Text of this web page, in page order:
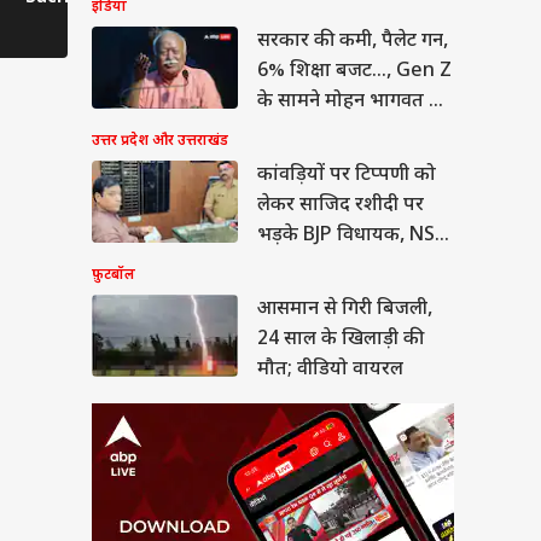
Joshi के लिए छोड़ी
Finalist Position
इंडिया
सरकार की कमी, पैलेट गन,
6% शिक्षा बजट..., Gen Z
के सामने मोहन भागवत का
उत्तर प्रदेश और उत्तराखंड
कांवड़ियों पर टिप्पणी को
लेकर साजिद रशीदी पर
भड़के BJP विधायक, NSA
फ़ुटबॉल
आसमान से गिरी बिजली,
24 साल के खिलाड़ी की
मौत; वीडियो वायरल
से गिरी बिजली,
के खिलाड़ी की मौत;
दीपके ने CJP में
ये बड़ा पद, 13 नेताओं